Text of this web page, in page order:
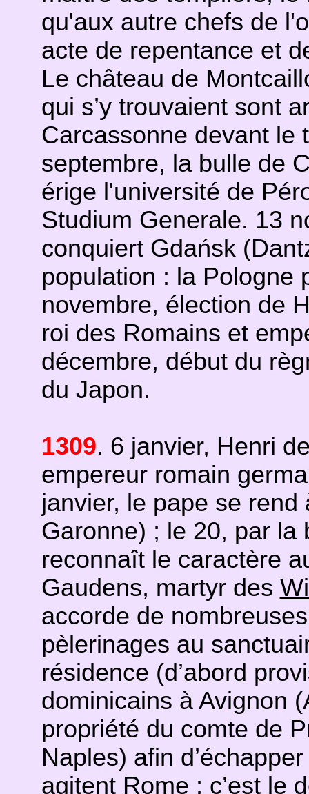
qu'aux autre chefs de
acte de repentance et
Le château de
qui s’y trouvaient sont
Carcassonne devant le
septembre, la bulle de
érige l'université de
Studium Generale. 13
conquiert Gdańsk
population : la Pologne
novembre, élection de
roi des Romains et
décembre, début du
du Japon.
1309. 6 janvier, Henri
empereur romain
janvier, le pape se
Garonne) ; le 20, par la
reconnaît le caractère
Gaudens, martyr des
accorde de
pèlerinages au
résidence (d’abord
dominicains à Avignon
propriété du comte de
Naples) afin
agitent Rome ; c’est le